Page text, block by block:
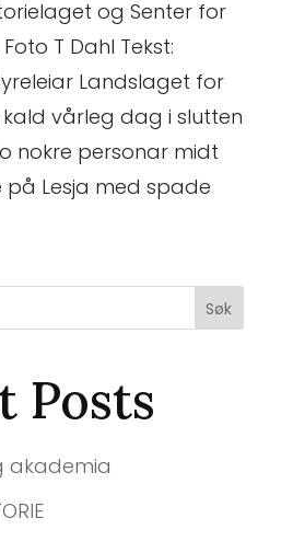
og Senter for
T Dahl Tekst:
Landslaget for
kald vårleg dag i slutten
nokre personar midt
Lesja med spade
Søk
Posts
akademia